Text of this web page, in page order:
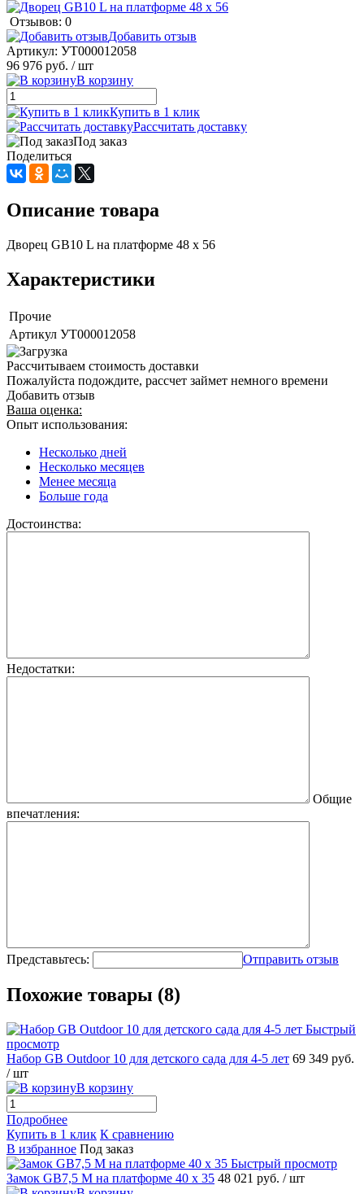
Отзывов: 0
Добавить отзыв
Артикул: УТ000012058
96 976 руб. / шт
В корзину
Купить в 1 клик
Рассчитать доставку
Под заказ
Поделиться
Описание товара
Дворец GB10 L на платформе 48 х 56
Характеристики
Прочие
Артикул УТ000012058
Рассчитываем стоимость доставки
Пожалуйста подождите, рассчет займет немного времени
Добавить отзыв
Ваша оценка:
Опыт использования:
Несколько дней
Несколько месяцев
Менее месяца
Больше года
Достоинства:
Недостатки:
Общие
впечатления:
Представьтесь: Отправить отзыв
Похожие товары (8)
Быстрый
просмотр
Набор GB Outdoor 10 для детского сада для 4-5 лет 69 349 руб.
/ шт
В корзину
Подробнее
Купить в 1 клик К сравнению
В избранное Под заказ
Быстрый просмотр
Замок GB7,5 M на платформе 40 х 35 48 021 руб. / шт